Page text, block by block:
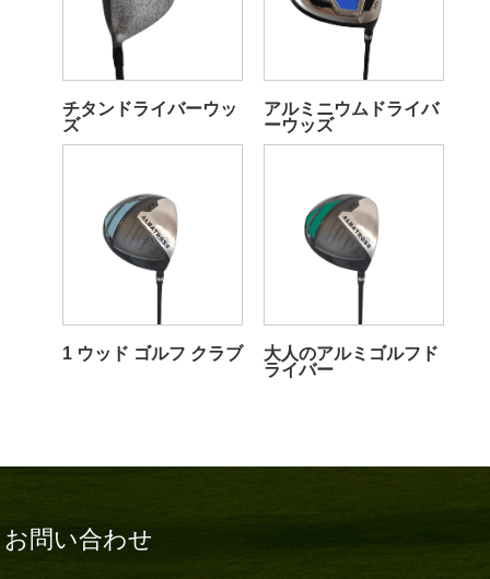
チタンドライバーウッ
ズ
アルミニウムドライバ
ーウッズ
1 ウッド ゴルフ クラブ
大人のアルミゴルフド
ライバー
お問い合わせ